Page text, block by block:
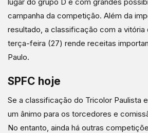
campanha da competição. Além da
resultado, a classificação com a vitória
terça-feira (27) rende receitas
Paulo.
SPFC hoje
Se a classificação do Tricolor Paulista
um ânimo para os torcedores e
No entanto, ainda há outras